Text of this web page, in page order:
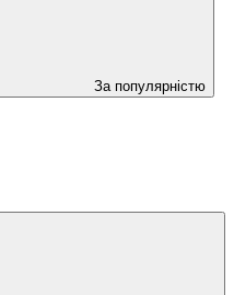
За популярністю